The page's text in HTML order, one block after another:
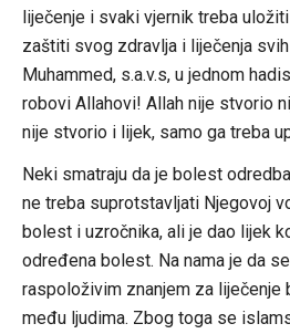
liječenje i svaki vjernik treba
zaštiti svog zdravlja i liječenja
Muhammed, s.a.v.s, u jednom
robovi Allahovi! Allah nije stvorio
nije stvorio i lijek, samo ga treba
Neki smatraju da je bolest
ne treba suprotstavljati Njegovoj
bolest i uzročnika, ali je dao lijek
određena bolest. Na nama je da
raspoloživim znanjem za
među ljudima. Zbog toga se